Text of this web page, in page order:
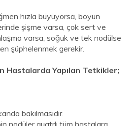
hızla büyüyorsa, boyun
şişme varsa, çok sert ve
varsa, soğuk ve tek nodülse
şüphelenmek gerekir.
Hastalarda Yapılan Tetkikler;
bakılmasıdır.
nodüler guatrlı tüm hastalara